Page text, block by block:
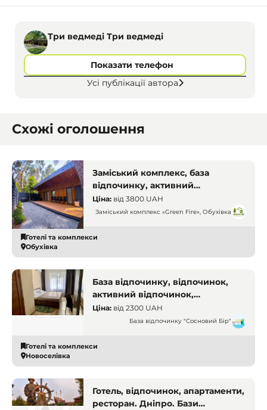
Три ведмеді Три ведмеді
Показати телефон
Усі публікації автора
Схожі оголошення
Заміський комплекс, база
відпочинку, активний
відпочинок. Дніпро
Ціна: від 3800 UAH
Заміський комплекс «Green Fire», Обухівка
Готелі та комплекси
Обухівка
База відпочинку, відпочинок,
активний відпочинок,
відпочинок на природі. Дніпро.
Бази відпочинку і заміські
Ціна: від 2300 UAH
База відпочинку "Сосновий Бір"
Готелі та комплекси
Новоселівка
Готель, відпочинок, апартаменти,
ресторан. Дніпро. Бази